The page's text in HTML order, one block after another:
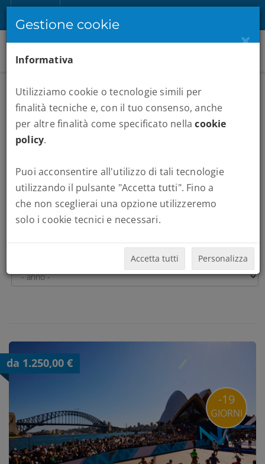
MARATONE :WORLD MARATHON MAJORS
da 1.250,00 €
-19
GIORNI
Gestione cookie
×
Informativa
Utilizziamo cookie o tecnologie simili per
finalità tecniche e, con il tuo consenso, anche
per altre finalità come specificato nellacookie
policy.
Puoi acconsentire all'utilizzo di tali tecnologie
utilizzando il pulsante "Accetta tutti". Fino a
che non sceglierai una opzione utilizzeremo
solo i cookie tecnici e necessari.
Accetta tutti Personalizza